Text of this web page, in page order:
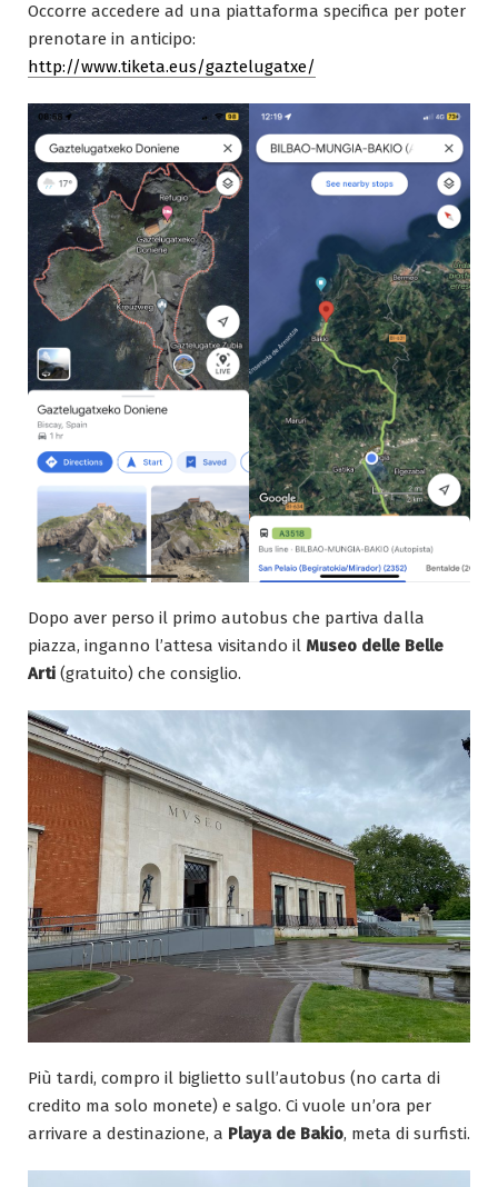
Occorre accedere ad una piattaforma specifica per poter
prenotare in anticipo:
http://www.tiketa.eus/gaztelugatxe/
Dopo aver perso il primo autobus che partiva dalla
piazza, inganno l’attesa visitando il Museo delle Belle
Arti (gratuito) che consiglio.
Più tardi, compro il biglietto sull’autobus (no carta di
credito ma solo monete) e salgo. Ci vuole un’ora per
arrivare a destinazione, a Playa de Bakio, meta di surfisti.